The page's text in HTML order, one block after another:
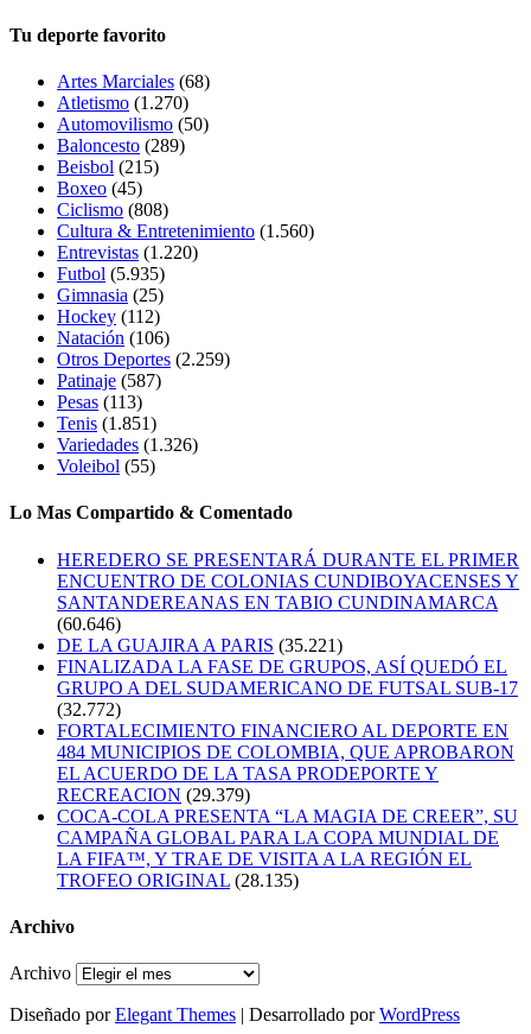
Tu deporte favorito
Artes Marciales (68)
Atletismo (1.270)
Automovilismo (50)
Baloncesto (289)
Beisbol (215)
Boxeo (45)
Ciclismo (808)
Cultura & Entretenimiento (1.560)
Entrevistas (1.220)
Futbol (5.935)
Gimnasia (25)
Hockey (112)
Natación (106)
Otros Deportes (2.259)
Patinaje (587)
Pesas (113)
Tenis (1.851)
Variedades (1.326)
Voleibol (55)
Lo Mas Compartido & Comentado
HEREDERO SE PRESENTARÁ DURANTE EL PRIMER
ENCUENTRO DE COLONIAS CUNDIBOYACENSES Y
SANTANDEREANAS EN TABIO CUNDINAMARCA
(60.646)
DE LA GUAJIRA A PARIS (35.221)
FINALIZADA LA FASE DE GRUPOS, ASÍ QUEDÓ EL
GRUPO A DEL SUDAMERICANO DE FUTSAL SUB-17
(32.772)
FORTALECIMIENTO FINANCIERO AL DEPORTE EN
484 MUNICIPIOS DE COLOMBIA, QUE APROBARON
EL ACUERDO DE LA TASA PRODEPORTE Y
RECREACION (29.379)
COCA-COLA PRESENTA “LA MAGIA DE CREER”, SU
CAMPAÑA GLOBAL PARA LA COPA MUNDIAL DE
LA FIFA™, Y TRAE DE VISITA A LA REGIÓN EL
TROFEO ORIGINAL (28.135)
Archivo
Archivo
Diseñado porElegant Themes | Desarrollado porWordPress